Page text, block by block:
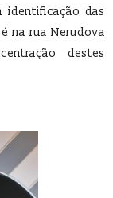
das
na rua Nerudova
destes